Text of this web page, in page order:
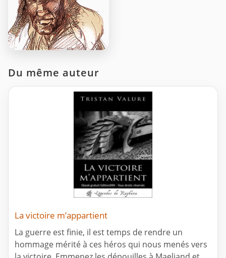
Du même auteur
La victoire m’appartient
La guerre est finie, il est temps de rendre un
hommage mérité à ces héros qui nous menés vers